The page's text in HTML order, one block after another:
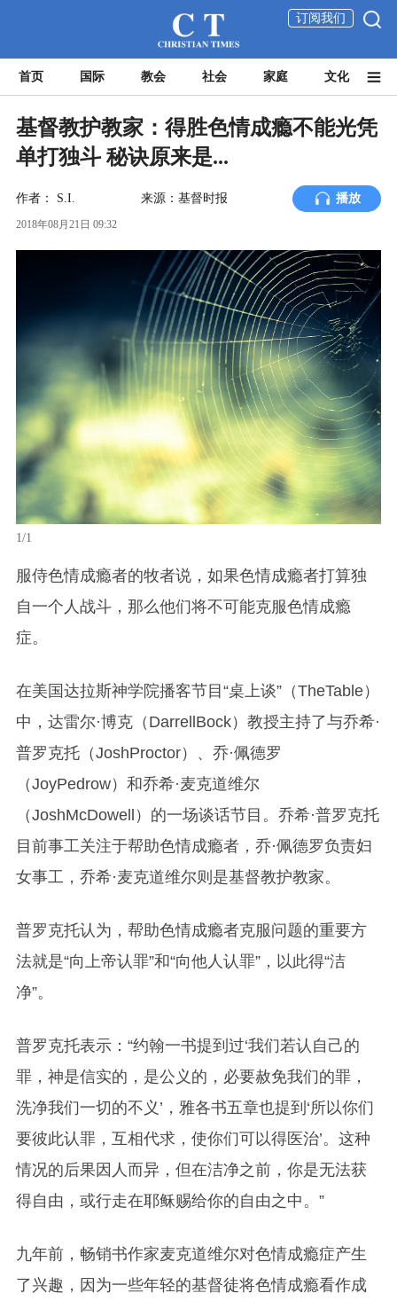
订阅我们
首页 国际 教会 社会 家庭 文化
基督教护教家：得胜色情成瘾不能光凭
单打独斗 秘诀原来是...
作者： S.I. 来源：基督时报 播放
2018年08月21日 09:32
1/1
服侍色情成瘾者的牧者说，如果色情成瘾者打算独
自一个人战斗，那么他们将不可能克服色情成瘾
症。
在美国达拉斯神学院播客节目 “桌上谈”（TheTable）
中，达雷尔·博克（ DarrellBock）教授主持了与乔希·
普罗克托（JoshProctor）、乔·佩德罗
（JoyPedrow）和乔希·麦克道维尔
（JoshMcDowell ）的一场谈话节目。乔希·普罗克托
目前事工关注于帮助色情成瘾者，乔·佩德罗负责妇
女事工，乔希·麦克道维尔则是基督教护教家。
普罗克托认为，帮助色情成瘾者克服问题的重要方
法就是“向上帝认罪”和“向他人认罪”，以此得“洁
净”。
普罗克托表示： “约翰一书提到过‘我们若认自己的
罪，神是信实的，是公义的，必要赦免我们的罪，
洗净我们一切的不义 ’ ，雅各书五章也提到 ‘所以你们
要彼此认罪，互相代求，使你们可以得医治’。 这种
情况的后果因人而异，但在洁净之前，你是无法获
得自由，或行走在耶稣赐给你的自由之中。 ”
九年前，畅销书作家麦克道维尔对色情成瘾症产生
了兴趣，因为一些年轻的基督徒将色情成瘾看作成